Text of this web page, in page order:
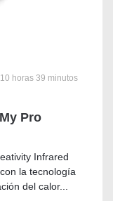
horas 39 minutos
Pro
Infrared
la tecnología
del calor...